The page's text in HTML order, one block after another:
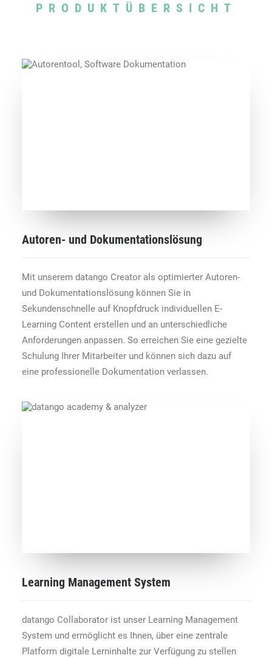
PRODUKTÜBERSICHT
Autoren- und Dokumentationslösung
Mit unserem datango Creator als optimierter Autoren-
und Dokumentationslösung können Sie in
Sekundenschnelle auf Knopfdruck individuellen E-
Learning Content erstellen und an unterschiedliche
Anforderungen anpassen. So erreichen Sie eine gezielte
Schulung Ihrer Mitarbeiter und können sich dazu auf
eine professionelle Dokumentation verlassen.
Learning Management System
datango Collaborator ist unser Learning Management
System und ermöglicht es Ihnen, über eine zentrale
Platform digitale Lerninhalte zur Verfügung zu stellen